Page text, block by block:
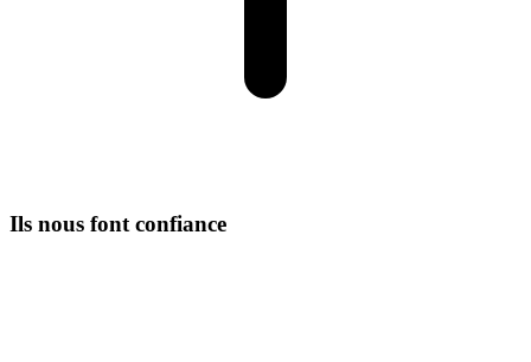
Ils nous font confiance